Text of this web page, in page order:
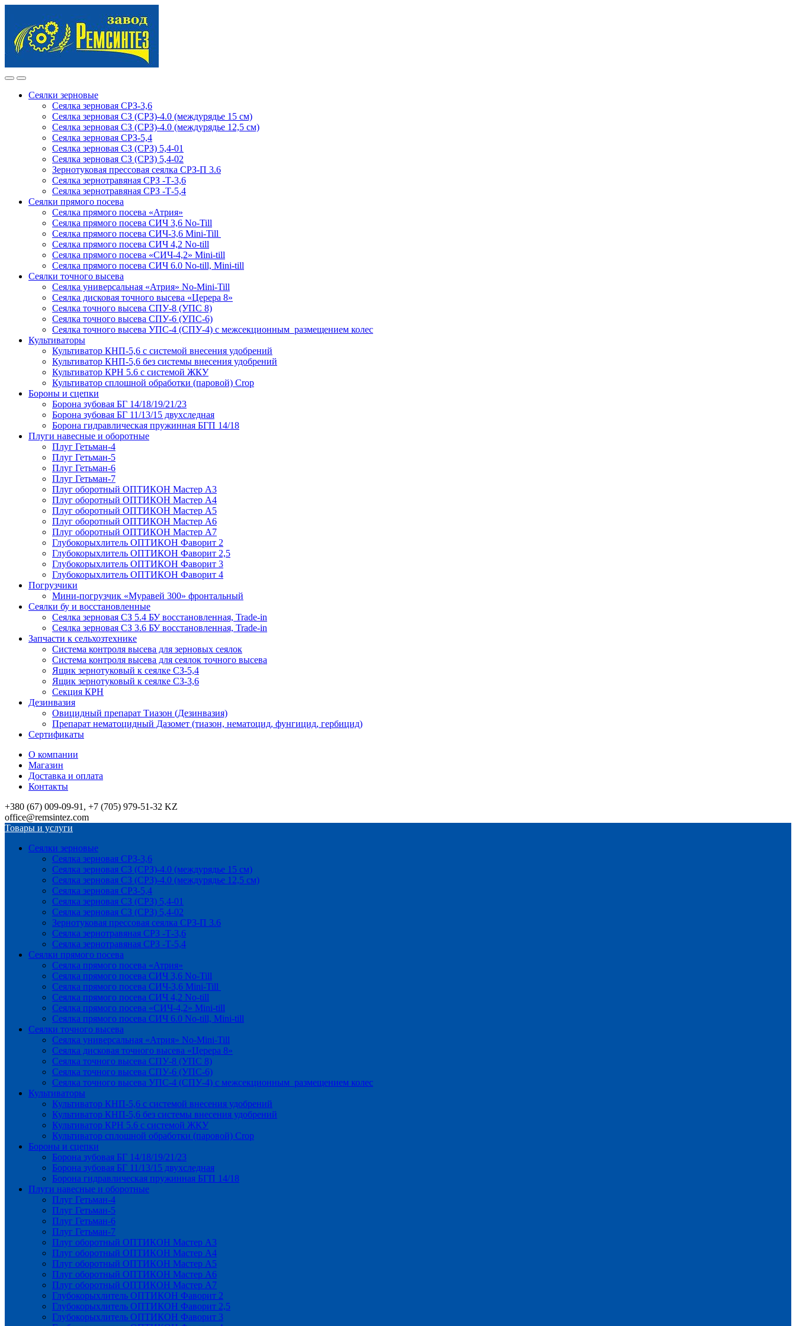
navigation
content
Сеялки зерновые
Сеялка зерновая СРЗ-3,6
Сеялка зерновая СЗ (СРЗ)-4.0 (междурядье 15 см)
Сеялка зерновая СЗ (СРЗ)-4.0 (междурядье 12,5 см)
Сеялка зерновая СРЗ-5,4
Сеялка зерновая СЗ (СРЗ) 5,4-01
Сеялка зерновая СЗ (СРЗ) 5,4-02
Зернотуковая прессовая сеялка СРЗ-П 3.6
Сеялка зернотравяная СРЗ -Т-3,6
Сеялка зернотравяная СРЗ -Т-5,4
Сеялки прямого посева
Сеялка прямого посева «Атрия»
Сеялка прямого посева СИЧ 3,6 No-Till
Сеялка прямого посева СИЧ-3,6 Mini-Till
Сеялка прямого посева СИЧ 4,2 No-till
Сеялка прямого посева «СИЧ-4,2» Mini-till
Сеялка прямого посева СИЧ 6.0 No-till, Mini-till
Сеялки точного высева
Сеялка универсальная «Атрия» No-Mini-Till
Сеялка дисковая точного высева «Церера 8»
Сеялка точного высева СПУ-8 (УПС 8)
Сеялка точного высева СПУ-6 (УПС-6)
Сеялка точного высева УПС-4 (СПУ-4) с межсекционным размещением колес
Культиваторы
Культиватор КНП-5,6 с системой внесения удобрений
Культиватор КНП-5,6 без системы внесения удобрений
Культиватор КРН 5.6 с системой ЖКУ
Культиватор сплошной обработки (паровой) Crop
Бороны и сцепки
Борона зубовая БГ 14/18/19/21/23
Борона зубовая БГ 11/13/15 двухследная
Борона гидравлическая пружинная БГП 14/18
Плуги навесные и оборотные
Плуг Гетьман-4
Плуг Гетьман-5
Плуг Гетьман-6
Плуг Гетьман-7
Плуг оборотный ОПТИКОН Мастер А3
Плуг оборотный ОПТИКОН Мастер А4
Плуг оборотный ОПТИКОН Мастер А5
Плуг оборотный ОПТИКОН Мастер А6
Плуг оборотный ОПТИКОН Мастер А7
Глубокорыхлитель ОПТИКОН Фаворит 2
Глубокорыхлитель ОПТИКОН Фаворит 2,5
Глубокорыхлитель ОПТИКОН Фаворит 3
Глубокорыхлитель ОПТИКОН Фаворит 4
Погрузчики
Мини-погрузчик «Муравей 300» фронтальный
Сеялки бу и восстановленные
Сеялка зерновая СЗ 5.4 БУ восстановленная, Trade-in
Сеялка зерновая СЗ 3.6 БУ восстановленная, Trade-in
Запчасти к сельхозтехнике
Система контроля высева для зерновых сеялок
Система контроля высева для сеялок точного высева
Ящик зернотуковый к сеялке СЗ-5,4
Ящик зернотуковый к сеялке СЗ-3,6
Секция КРН
Дезинвазия
Овицидный препарат Тиазон (Дезинвазия)
Препарат нематоцидный Дазомет (тиазон, нематоцид, фунгицид, гербицид)
Сертификаты
О компании
Магазин
Доставка и оплата
Контакты
+380 (67) 009-09-91, +7 (705) 979-51-32 KZ
office@remsintez.com
Товары и услуги
Сеялки зерновые
Сеялка зерновая СРЗ-3,6
Сеялка зерновая СЗ (СРЗ)-4.0 (междурядье 15 см)
Сеялка зерновая СЗ (СРЗ)-4.0 (междурядье 12,5 см)
Сеялка зерновая СРЗ-5,4
Сеялка зерновая СЗ (СРЗ) 5,4-01
Сеялка зерновая СЗ (СРЗ) 5,4-02
Зернотуковая прессовая сеялка СРЗ-П 3.6
Сеялка зернотравяная СРЗ -Т-3,6
Сеялка зернотравяная СРЗ -Т-5,4
Сеялки прямого посева
Сеялка прямого посева «Атрия»
Сеялка прямого посева СИЧ 3,6 No-Till
Сеялка прямого посева СИЧ-3,6 Mini-Till
Сеялка прямого посева СИЧ 4,2 No-till
Сеялка прямого посева «СИЧ-4,2» Mini-till
Сеялка прямого посева СИЧ 6.0 No-till, Mini-till
Сеялки точного высева
Сеялка универсальная «Атрия» No-Mini-Till
Сеялка дисковая точного высева «Церера 8»
Сеялка точного высева СПУ-8 (УПС 8)
Сеялка точного высева СПУ-6 (УПС-6)
Сеялка точного высева УПС-4 (СПУ-4) с межсекционным размещением колес
Культиваторы
Культиватор КНП-5,6 с системой внесения удобрений
Культиватор КНП-5,6 без системы внесения удобрений
Культиватор КРН 5.6 с системой ЖКУ
Культиватор сплошной обработки (паровой) Crop
Бороны и сцепки
Борона зубовая БГ 14/18/19/21/23
Борона зубовая БГ 11/13/15 двухследная
Борона гидравлическая пружинная БГП 14/18
Плуги навесные и оборотные
Плуг Гетьман-4
Плуг Гетьман-5
Плуг Гетьман-6
Плуг Гетьман-7
Плуг оборотный ОПТИКОН Мастер А3
Плуг оборотный ОПТИКОН Мастер А4
Плуг оборотный ОПТИКОН Мастер А5
Плуг оборотный ОПТИКОН Мастер А6
Плуг оборотный ОПТИКОН Мастер А7
Глубокорыхлитель ОПТИКОН Фаворит 2
Глубокорыхлитель ОПТИКОН Фаворит 2,5
Глубокорыхлитель ОПТИКОН Фаворит 3